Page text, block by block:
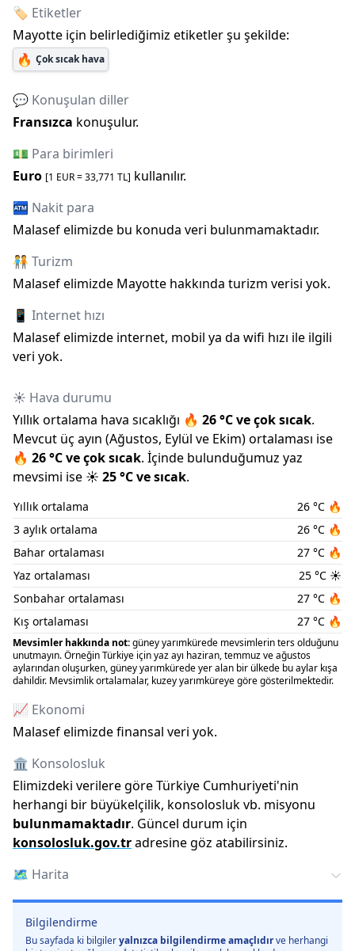
🏷️ Etiketler
Mayotte için belirlediğimiz etiketler şu şekilde:
🔥 Çok sıcak hava
💬 Konuşulan diller
Fransızca konuşulur.
💵 Para birimleri
Euro [1 EUR=33,771 TL] kullanılır.
🏧 Nakit para
Malasef elimizde bu konuda veri bulunmamaktadır.
🧑‍🤝‍🧑 Turizm
Malasef elimizde Mayotte hakkında turizm verisi yok.
📱 Internet hızı
Malasef elimizde internet, mobil ya da wifi hızı ile ilgili
veri yok.
☀️ Hava durumu
Yıllık ortalama hava sıcaklığı 🔥 26°C veçok sıcak.
Mevcut üç ayın (Ağustos, Eylül ve Ekim) ortalaması ise
🔥 26°C veçok sıcak. İçinde bulunduğumuz yaz
mevsimi ise ☀️ 25°C vesıcak.
Yıllık ortalama 26 °C 🔥
3 aylık ortalama
26 °C 🔥
Bahar ortalaması
27 °C 🔥
Yaz ortalaması
25 °C ☀️
Sonbahar ortalaması
27 °C 🔥
Kış ortalaması
27 °C 🔥
Mevsimler hakkında not:güney yarımkürede mevsimlerin ters olduğunu
unutmayın. Örneğin Türkiye için yaz ayı haziran, temmuz ve ağustos
aylarından oluşurken, güney yarımkürede yer alan bir ülkede bu aylar kışa
dahildir. Mevsimlik ortalamalar, kuzey yarımküreye göre gösterilmektedir.
📈 Ekonomi
Malasef elimizde finansal veri yok.
🏛️ Konsolosluk
Elimizdeki verilere göre Türkiye Cumhuriyeti'nin
herhangi bir büyükelçilik, konsolosluk vb. misyonu
bulunmamaktadır. Güncel durum için
konsolosluk.gov.tradresine göz atabilirsiniz.
🗺️ Harita
Bilgilendirme
Bu sayfada ki bilgileryalnızca bilgilendirme amaçlıdırve herhangi